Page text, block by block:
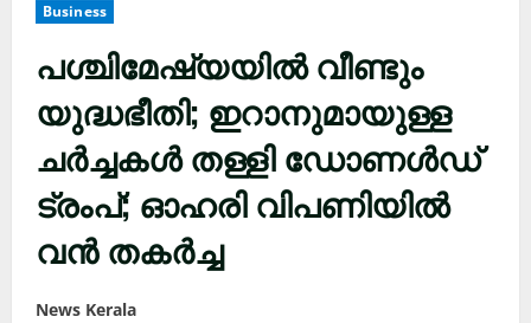
Business
പശ്ചിമേഷ്യയിൽ വീണ്ടും
യുദ്ധഭീതി; ഇറാനുമായുള്ള
ചർച്ചകൾ തള്ളി ഡോണൾഡ്
ട്രംപ്; ഓഹരി വിപണിയിൽ
വൻ തകർച്ച
News Kerala